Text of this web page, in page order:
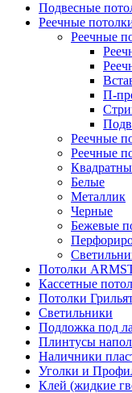
Подвесные
Реечные
Реечные
П-
Реечные
Реечные
Белые
Металлик
Черные
Бежевые
Потолки
Кассетные
Потолки
Светильники
Подложка под
Плинтусы
Наличники
Уголки и
Клей (жидкие